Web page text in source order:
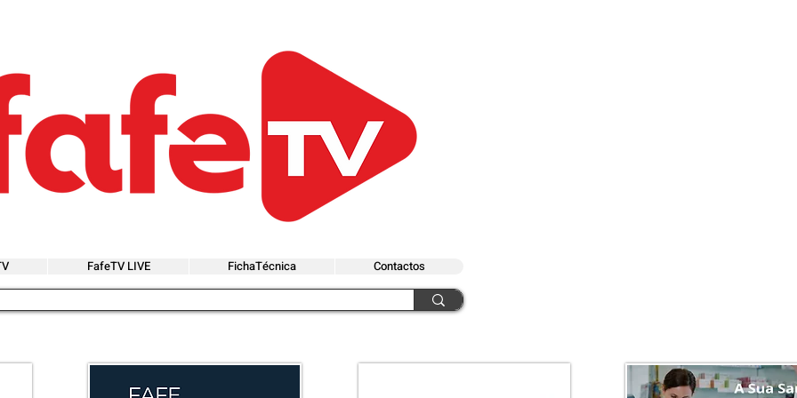
FafeTV LIVE FichaTécnica Contactos